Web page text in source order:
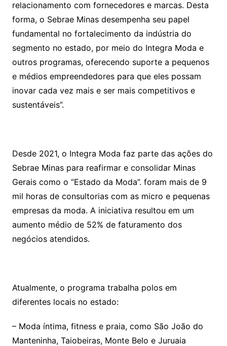
relacionamento com fornecedores e marcas. Desta
forma, o Sebrae Minas desempenha seu papel
fundamental no fortalecimento da indústria do
segmento no estado, por meio do Integra Moda e
outros programas, oferecendo suporte a pequenos
e médios empreendedores para que eles possam
inovar cada vez mais e ser mais competitivos e
sustentáveis”.
Desde 2021, o Integra Moda faz parte das ações do
Sebrae Minas para reafirmar e consolidar Minas
Gerais como o “Estado da Moda”. foram mais de 9
mil horas de consultorias com as micro e pequenas
empresas da moda. A iniciativa resultou em um
aumento médio de 52% de faturamento dos
negócios atendidos.
Atualmente, o programa trabalha polos em
diferentes locais no estado:
– Moda íntima, fitness e praia, como São João do
Manteninha, Taiobeiras, Monte Belo e Juruaia